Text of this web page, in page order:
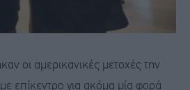
οι αμερικανικές μετοχές την
επίκεντρο για ακόμα μία φορά